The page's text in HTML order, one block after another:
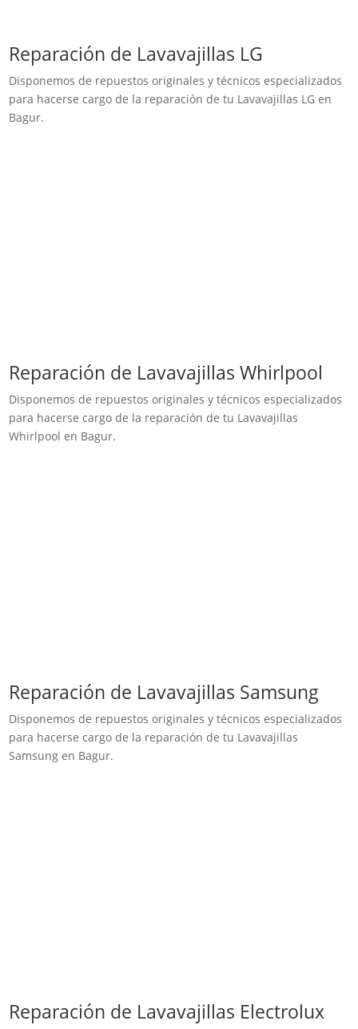
Reparación de Lavavajillas LG
Disponemos de repuestos originales y técnicos especializados
para hacerse cargo de la reparación de tu Lavavajillas LG en
Bagur.
Reparación de Lavavajillas Whirlpool
Disponemos de repuestos originales y técnicos especializados
para hacerse cargo de la reparación de tu Lavavajillas
Whirlpool en Bagur.
Reparación de Lavavajillas Samsung
Disponemos de repuestos originales y técnicos especializados
para hacerse cargo de la reparación de tu Lavavajillas
Samsung en Bagur.
Reparación de Lavavajillas Electrolux